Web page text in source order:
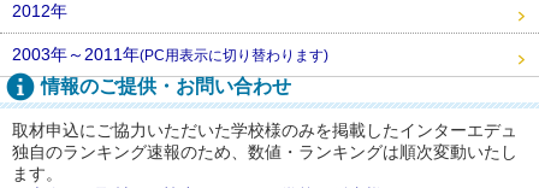
2012年
2003年～2011年(PC用表示に切り替わります)
情報のご提供・お問い合わせ
取材申込にご協力いただいた学校様のみを掲載したインターエデュ
独自のランキング速報のため、数値・ランキングは順次変動いたし
ます。